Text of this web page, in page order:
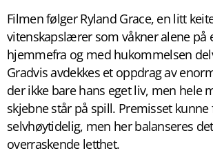
Filmen følger Ryland Grace, en litt
vitenskapslærer som våkner alene på
hjemmefra og med hukommelsen
Gradvis avdekkes et oppdrag av
der ikke bare hans eget liv, men hele
skjebne står på spill. Premisset
selvhøytidelig, men her balanseres
overraskende letthet.